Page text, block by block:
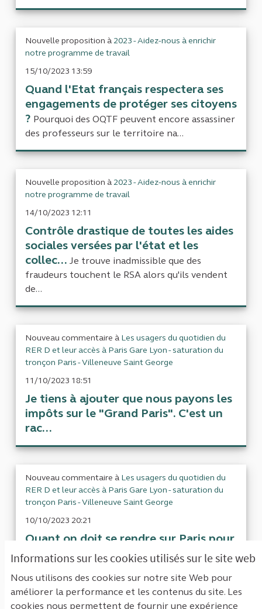
Informations sur les cookies utilisés sur le site web
Nous utilisons des cookies sur notre site Web pour
améliorer la performance et les contenus du site. Les
cookies nous permettent de fournir une expérience
Nouvelle proposition à2023 - Aidez-nous à enrichir
notre programme de travail
15/10/2023 13:59
Quand l'Etat français respectera ses
engagements de protéger ses citoyens
? Pourquoi des OQTF peuvent encore assassiner
des professeurs sur le territoire na...
Nouvelle proposition à2023 - Aidez-nous à enrichir
notre programme de travail
14/10/2023 12:11
Contrôle drastique de toutes les aides
sociales versées par l'état et les
collec... Je trouve inadmissible que des
fraudeurs touchent le RSA alors qu'ils vendent
de...
Nouveau commentaire à Les usagers du quotidien du
RER D et leur accès à Paris Gare Lyon - saturation du
tronçon Paris - Villeneuve Saint George
11/10/2023 18:51
Je tiens à ajouter que nous payons les
impôts sur le "Grand Paris". C'est un
rac...
Nouveau commentaire à Les usagers du quotidien du
RER D et leur accès à Paris Gare Lyon - saturation du
tronçon Paris - Villeneuve Saint George
10/10/2023 20:21
Quant on doit se rendre sur Paris pour
des examens médicaux et lorsque l'on